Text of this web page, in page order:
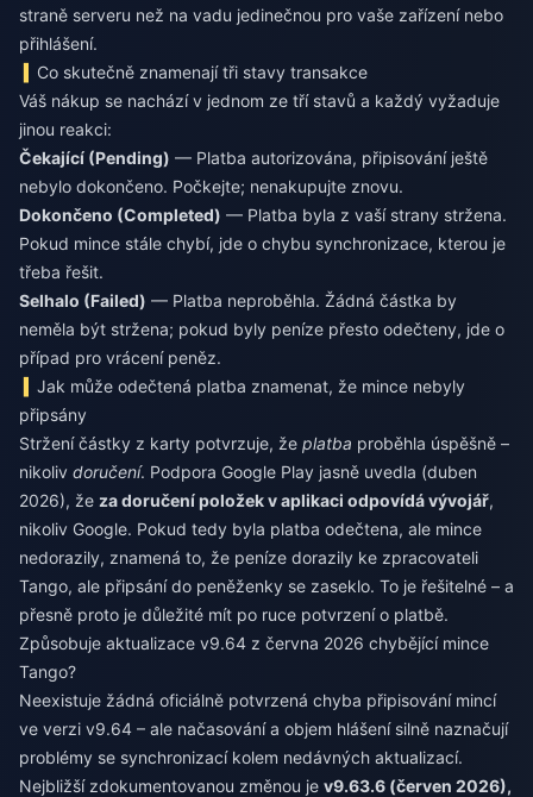
straně serveru než na vadu jedinečnou pro vaše zařízení nebo
přihlášení.
Co skutečně znamenají tři stavy transakce
Váš nákup se nachází v jednom ze tří stavů a každý vyžaduje
jinou reakci:
Čekající (Pending) — Platba autorizována, připisování ještě
nebylo dokončeno. Počkejte; nenakupujte znovu.
Dokončeno (Completed) — Platba byla z vaší strany stržena.
Pokud mince stále chybí, jde o chybu synchronizace, kterou je
třeba řešit.
Selhalo (Failed) — Platba neproběhla. Žádná částka by
neměla být stržena; pokud byly peníze přesto odečteny, jde o
případ pro vrácení peněz.
Jak může odečtená platba znamenat, že mince nebyly
připsány
Stržení částky z karty potvrzuje, že platba proběhla úspěšně –
nikoliv doručení. Podpora Google Play jasně uvedla (duben
2026), že za doručení položek v aplikaci odpovídá vývojář,
nikoliv Google. Pokud tedy byla platba odečtena, ale mince
nedorazily, znamená to, že peníze dorazily ke zpracovateli
Tango, ale připsání do peněženky se zaseklo. To je řešitelné – a
přesně proto je důležité mít po ruce potvrzení o platbě.
Způsobuje aktualizace v9.64 z června 2026 chybějící mince
Tango?
Neexistuje žádná oficiálně potvrzená chyba připisování mincí
ve verzi v9.64 – ale načasování a objem hlášení silně naznačují
problémy se synchronizací kolem nedávných aktualizací.
Nejbližší zdokumentovanou změnou je v9.63.6 (červen 2026),